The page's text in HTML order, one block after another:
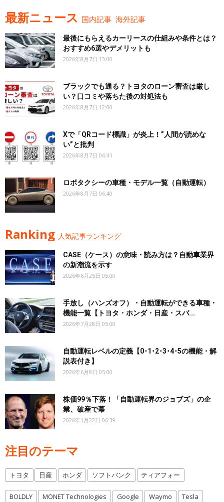
最新ニュース 国内記事 海外記事
最後にもらえるカーリースの仕組みや条件とは？
おすすめ6選やデメリットも
2026年8月7日 13:00
ブラックでも通る？トヨタのローン審査は厳し
い？口コミや落ちた後の対処法も
2026年8月7日 12:00
Xで「QRコード標識」が炎上！”人間が読めな
い”と批判
2026年8月7日 06:41
ロボタクシーの車種・モデル一覧（自動運転）
2026年8月7日 06:40
Ranking 人気記事ランキング
CASE（ケース）の意味・読み方は？自動車業界
の新潮流を示す
2026年6月25日 05:00
手放し（ハンズオフ）・自動運転ができる車種・
機能一覧【トヨタ・ホンダ・日産・スバ...
2026年7月28日 05:00
自動運転レベルの定義【0･1･2･3･4･5の機能・解
説表付き】
2026年6月9日 05:00
株価99％下落！「自動運転界のジョブズ」の企
業、破産で幕
2026年1月22日 06:39
注目のテーマ
トヨタ 日産 ホンダ ソフトバンク ティアフォー
BOLDLY MONET Technologies Google Waymo Tesla